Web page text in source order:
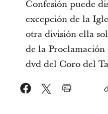
Confesión puede
excepción de la
otra división ella
de la
dvd del Coro del